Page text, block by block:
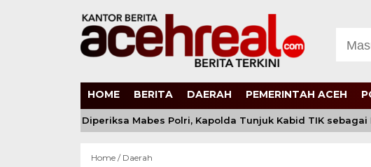
HOME BERITA DAERAH PEMERINTAH ACEH
Kirana Diperiksa Mabes Polri, Kapolda Tunjuk Kabid TIK sebagai
Home / Daerah